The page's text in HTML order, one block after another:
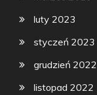
luty 2023
styczeń 2023
grudzień 2022
listopad 2022